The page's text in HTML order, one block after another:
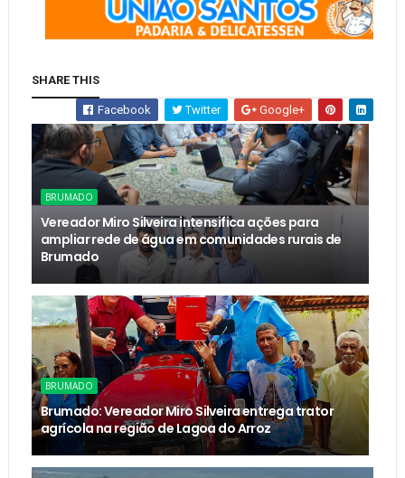
SHARE THIS
Facebook Twitter Google+
BRUMADO
Vereador Miro Silveira intensifica ações para
ampliar rede de água em comunidades rurais de
Brumado
BRUMADO
Brumado: Vereador Miro Silveira entrega trator
agrícola na região de Lagoa do Arroz